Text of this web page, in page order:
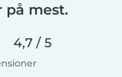
mest.
4,7 / 5